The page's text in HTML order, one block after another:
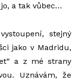
a tak vůbec…
stejný
jako v Madridu,
a z mé strany
Uznávám, že